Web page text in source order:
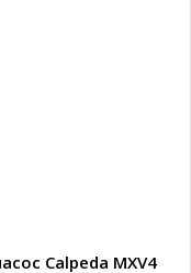
Calpeda MXV4